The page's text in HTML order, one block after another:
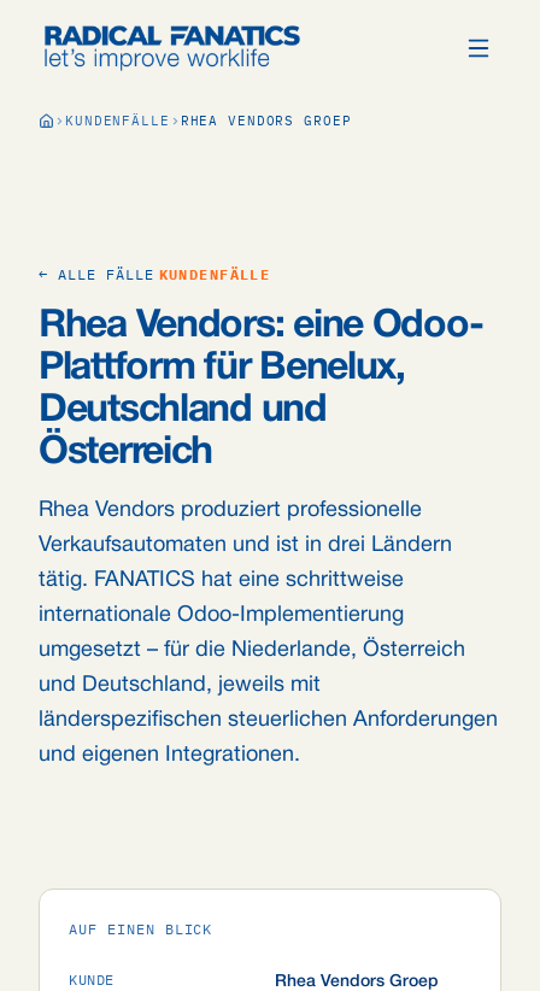
KUNDENFÄLLE RHEA VENDORS GROEP
← ALLE FÄLLE KUNDENFÄLLE
Rhea Vendors: eine Odoo-
Plattform für Benelux,
Deutschland und
Österreich
Rhea Vendors produziert professionelle
Verkaufsautomaten und ist in drei Ländern
tätig. FANATICS hat eine schrittweise
internationale Odoo-Implementierung
umgesetzt – für die Niederlande, Österreich
und Deutschland, jeweils mit
länderspezifischen steuerlichen Anforderungen
und eigenen Integrationen.
AUF EINEN BLICK
KUNDE Rhea Vendors Groep